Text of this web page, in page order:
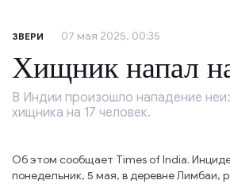
ЗВЕРИ 07 мая 2025, 00:35
Хищник напал
В Индии произошло нападение
хищника на 17 человек.
Об этом сообщает Times of India.
понедельник, 5 мая, в деревне Лимбаи,